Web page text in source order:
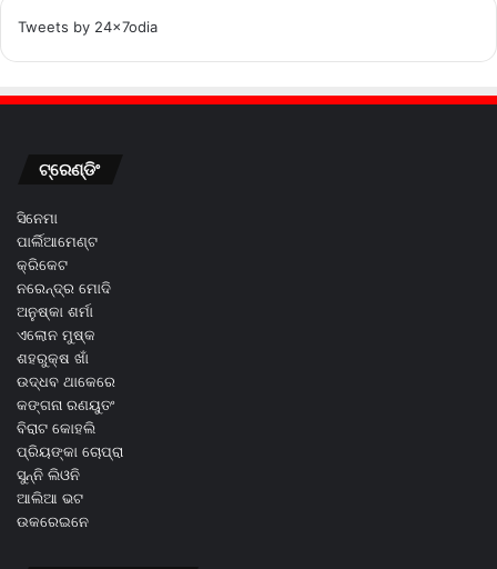
Tweets by 24x7odia
ଟ୍ରେଣ୍ଡିଂ
ସିନେମା
ପାର୍ଲିଆମେଣ୍ଟ
କ୍ରିକେଟ
ନରେନ୍ଦ୍ର ମୋଦି
ଅନୁଷ୍କା ଶର୍ମା
ଏଲୋନ ମୁଷ୍କ
ଶହରୁକ୍ଷ ଖାଁ
ଉଦ୍ଧବ ଥାକେରେ
କଙ୍ଗନା ରଣୟୁତଂ
ବିରାଟ କୋହଲି
ପ୍ରିୟଙ୍କା ଚୋପ୍ରା
ସୁନ୍ନି ଲିଓନି
ଆଲିଆ ଭଟ
ଉକରେଇନେ